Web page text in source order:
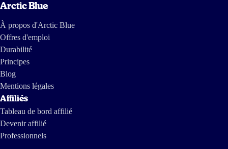
Arctic Blue
À propos d'Arctic Blue
Offres d'emploi
Durabilité
Principes
Blog
Mentions légales
Affiliés
Tableau de bord affilié
Devenir affilié
Professionnels